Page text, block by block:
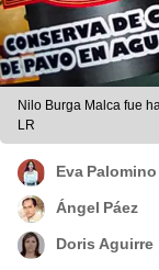
Nilo Burga Malca fue
LR
Eva Palomino
Ángel Páez
Doris Aguirre